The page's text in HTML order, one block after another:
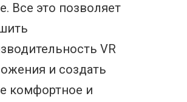
Все это позволяет
VR
и создать
комфортное и